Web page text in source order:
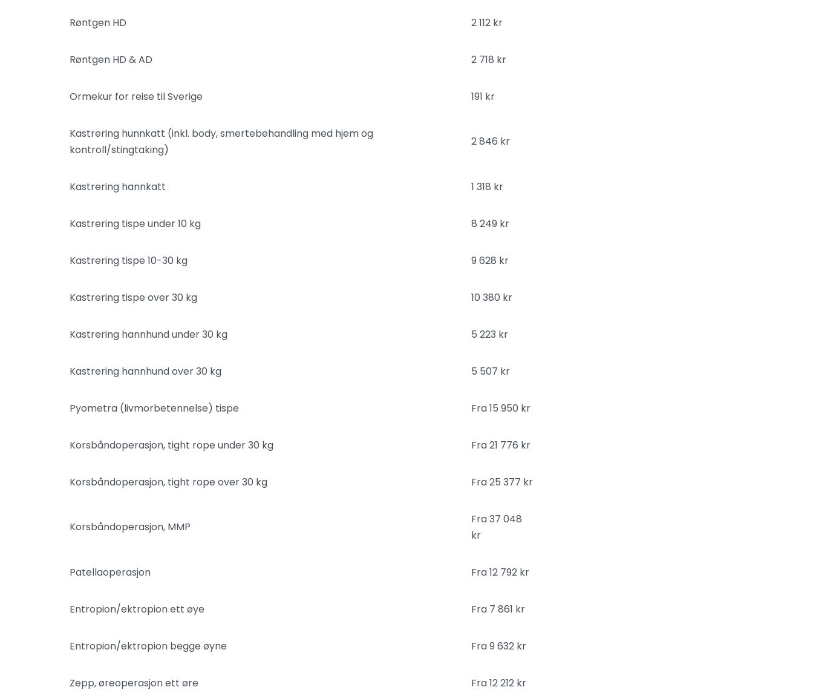
Røntgen HD 2 112 kr
Røntgen HD & AD 2 718 kr
Ormekur for reise til Sverige 191 kr
Kastrering hunnkatt (inkl. body, smertebehandling med hjem og
kontroll/stingtaking)
2 846 kr
Kastrering hannkatt 1 318 kr
Kastrering tispe under 10 kg 8 249 kr
Kastrering tispe 10-30 kg 9 628 kr
Kastrering tispe over 30 kg 10 380 kr
Kastrering hannhund under 30 kg 5 223 kr
Kastrering hannhund over 30 kg 5 507 kr
Pyometra (livmorbetennelse) tispe Fra 15 950 kr
Korsbåndoperasjon, tight rope under 30 kg Fra 21 776 kr
Korsbåndoperasjon, tight rope over 30 kg Fra 25 377 kr
Korsbåndoperasjon, MMP
Fra 37 048
kr
Patellaoperasjon Fra 12 792 kr
Entropion/ektropion ett øye Fra 7 861 kr
Entropion/ektropion begge øyne Fra 9 632 kr
Zepp, øreoperasjon ett øre Fra 12 212 kr